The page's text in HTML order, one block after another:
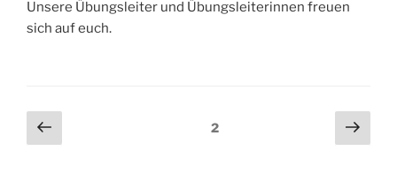
Unsere Übungsleiter und Übungsleiterinnen freuen
sich auf euch.
Beitragsnavigation
Vorherige
Seite
Seite2